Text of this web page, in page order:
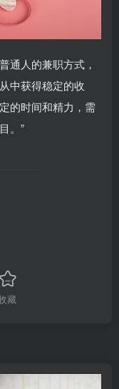
通人的兼职方式，
中获得稳定的收
的时间和精力，需
。”
藏